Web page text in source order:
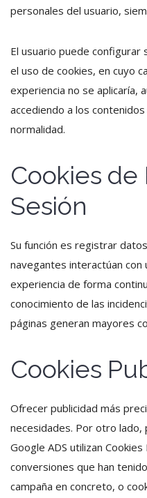
personales del usuario,
El usuario puede configurar
el uso de cookies, en cuyo
experiencia no se aplicaría,
accediendo a los
normalidad.
Cookies de
Sesión
Su función es registrar
navegantes interactúan
experiencia de forma
conocimiento de las
páginas generan mayores
Cookies
Ofrecer publicidad más
necesidades. Por otro
Google ADS utilizan
conversiones que han
campaña en concreto, o